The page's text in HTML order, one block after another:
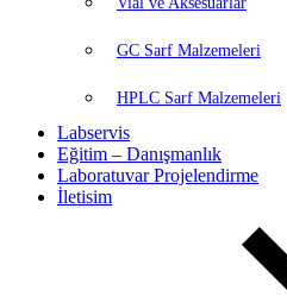
GC Sarf Malzemeleri
HPLC Sarf Malzemeleri
Labservis
Eğitim – Danışmanlık
Laboratuvar Projelendirme
İletisim